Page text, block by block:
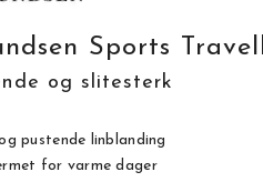
Sports
og slitesterk
pustende linblanding
for varme dager